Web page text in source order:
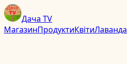
Дача TV
МагазинПродуктиКвітиЛаванда